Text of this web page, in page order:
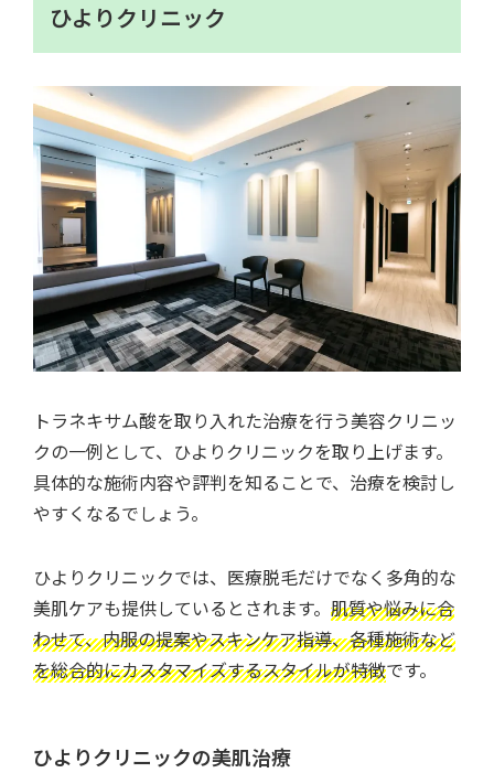
ひよりクリニック
トラネキサム酸を取り入れた治療を行う美容クリニッ
クの一例として、ひよりクリニックを取り上げます。
具体的な施術内容や評判を知ることで、治療を検討し
やすくなるでしょう。
ひよりクリニックでは、医療脱毛だけでなく多角的な
美肌ケアも提供しているとされます。 肌質や悩みに合
わせて、内服の提案やスキンケア指導、各種施術など
を総合的にカスタマイズするスタイルが特徴です。
ひよりクリニックの美肌治療